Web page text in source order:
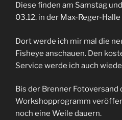
Diese finden am Samstag
03.12. in der Max-Reger-
Dort werde ich mir mal die
Fisheye anschauen. Den
Service werde ich auch
Bis der Brenner Fotoversand
Workshopprogramm
noch eine Weile dauern.